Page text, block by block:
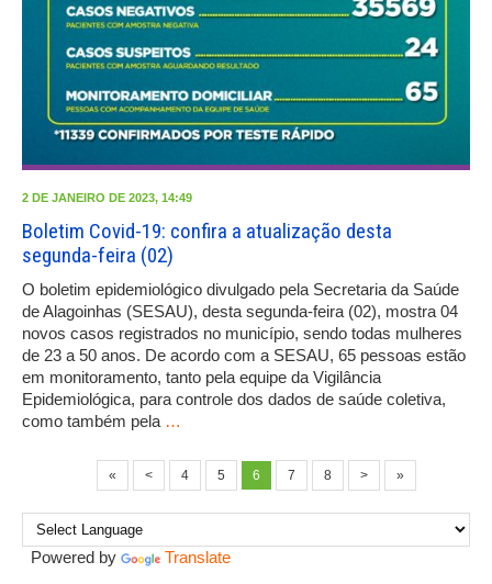
2 DE JANEIRO DE 2023, 14:49
Boletim Covid-19: confira a atualização desta
segunda-feira (02)
O boletim epidemiológico divulgado pela Secretaria da Saúde
de Alagoinhas (SESAU), desta segunda-feira (02), mostra 04
novos casos registrados no município, sendo todas mulheres
de 23 a 50 anos. De acordo com a SESAU, 65 pessoas estão
em monitoramento, tanto pela equipe da Vigilância
Epidemiológica, para controle dos dados de saúde coletiva,
como também pela …
« < 4 5 6 7 8 > »
Powered by Translate